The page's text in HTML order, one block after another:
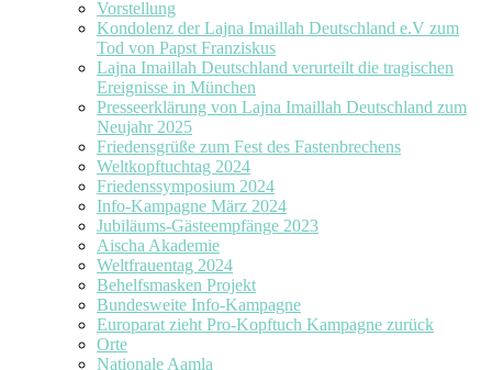
Vorstellung
Kondolenz der Lajna Imaillah Deutschland e.V zum
Tod von Papst Franziskus
Lajna Imaillah Deutschland verurteilt die tragischen
Ereignisse in München
Presseerklärung von Lajna Imaillah Deutschland zum
Neujahr 2025
Friedensgrüße zum Fest des Fastenbrechens
Weltkopftuchtag 2024
Friedenssymposium 2024
Info-Kampagne März 2024
Jubiläums-Gästeempfänge 2023
Aischa Akademie
Weltfrauentag 2024
Behelfsmasken Projekt
Bundesweite Info-Kampagne
Europarat zieht Pro-Kopftuch Kampagne zurück
Orte
Nationale Aamla